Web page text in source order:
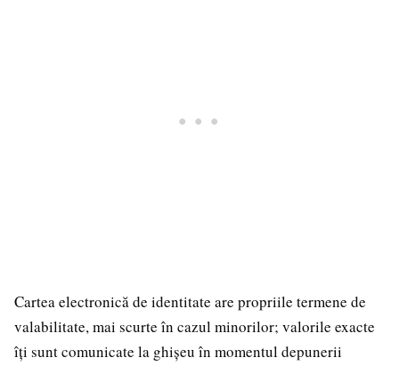
Cartea electronică de identitate are propriile termene de
valabilitate, mai scurte în cazul minorilor; valorile exacte
îți sunt comunicate la ghișeu în momentul depunerii